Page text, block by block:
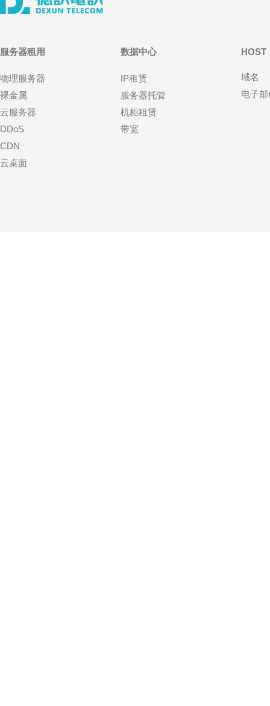
服务器租用
物理服务器
裸金属
云服务器
DDoS
CDN
云桌面
数据中心
IP租赁
服务器托管
机柜租赁
带宽
HOST
域名
电子